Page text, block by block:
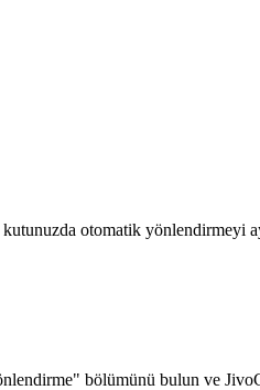
kutunuzda otomatik yönlendirmeyi
bölümünü bulun ve